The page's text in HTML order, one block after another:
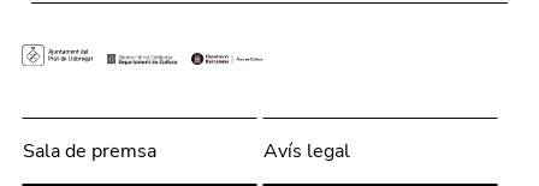
Sala de premsa Avís legal